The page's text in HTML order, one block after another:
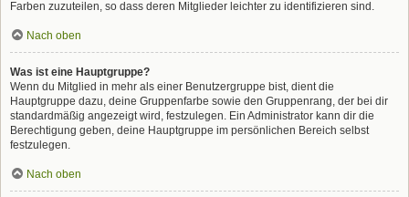
Farben zuzuteilen, so dass deren Mitglieder leichter zu identifizieren sind.
Nach oben
Was ist eine Hauptgruppe?
Wenn du Mitglied in mehr als einer Benutzergruppe bist, dient die
Hauptgruppe dazu, deine Gruppenfarbe sowie den Gruppenrang, der bei dir
standardmäßig angezeigt wird, festzulegen. Ein Administrator kann dir die
Berechtigung geben, deine Hauptgruppe im persönlichen Bereich selbst
festzulegen.
Nach oben